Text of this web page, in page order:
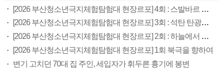
[2026 부산청소년극지체험탐험대 현장르포] 4회 : 스발바르 국제종자보관소
[2026 부산청소년극지체험탐험대 현장르포] 3회 : 석탄 탄광촌에서 북극 연구의 중심지로
[2026 부산청소년극지체험탐험대 현장르포] 2회 : 하늘에서 만난 얼음의 나라
[2026 부산청소년극지체험탐험대 현장르포] 1회 북극을 향하여
변기 고치던 70대 집 주인, 세입자가 휘두른 흉기에 봉변